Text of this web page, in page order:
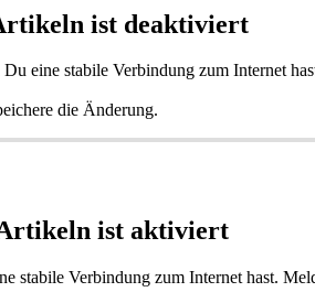
ist deaktiviert
eine stabile Verbindung zum Internet
die Änderung.
Artikeln ist aktiviert
stabile Verbindung zum Internet hast.